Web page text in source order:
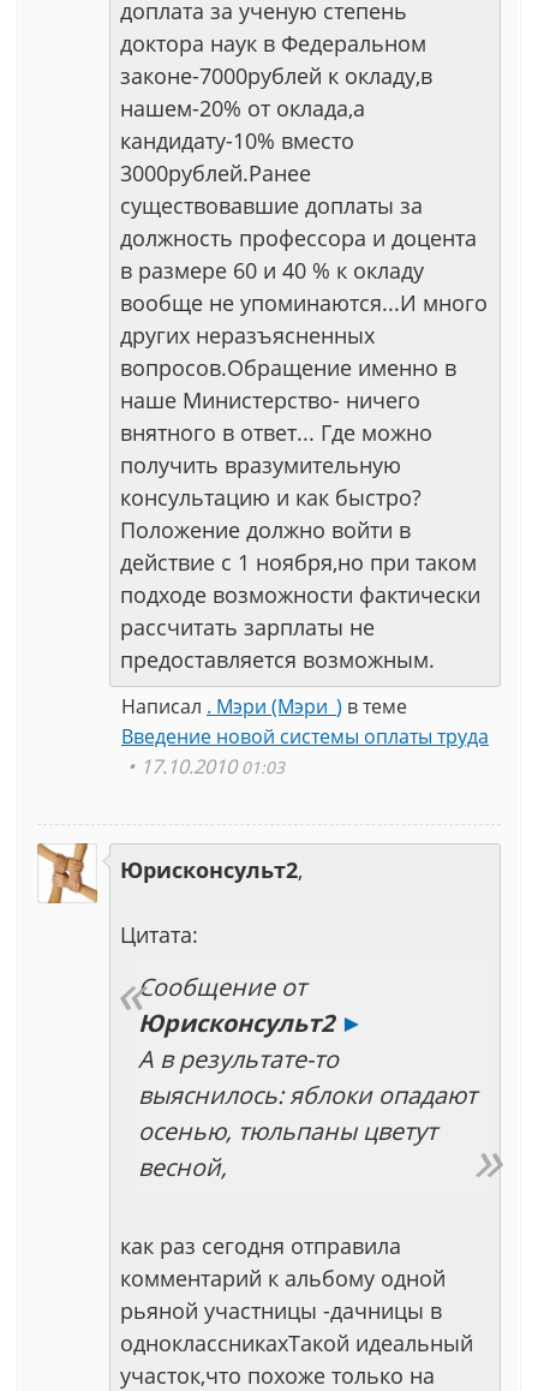
доплата за ученую степень
доктора наук в Федеральном
законе-7000рублей к окладу,в
нашем-20% от оклада,а
кандидату-10% вместо
3000рублей.Ранее
существовавшие доплаты за
должность профессора и доцента
в размере 60 и 40 % к окладу
вообще не упоминаются...И много
других неразъясненных
вопросов.Обращение именно в
наше Министерство- ничего
внятного в ответ... Где можно
получить вразумительную
консультацию и как быстро?
Положение должно войти в
действие с 1 ноября,но при таком
подходе возможности фактически
рассчитать зарплаты не
предоставляется возможным.
Написал . Мэри (Мэри_) в теме
Введение новой системы оплаты труда
17.10.201001:03
Юрисконсульт2,
Цитата:
Сообщение от
Юрисконсульт2 ►
А в результате-то
выяснилось: яблоки опадают
осенью, тюльпаны цветут
весной,
как раз сегодня отправила
комментарий к альбому одной
рьяной участницы -дачницы в
одноклассникахТакой идеальный
участок,что похоже только на